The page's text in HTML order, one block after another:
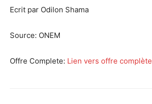
Ecrit par Odilon Shama
Source: ONEM
Offre Complete: Lien vers offre complète